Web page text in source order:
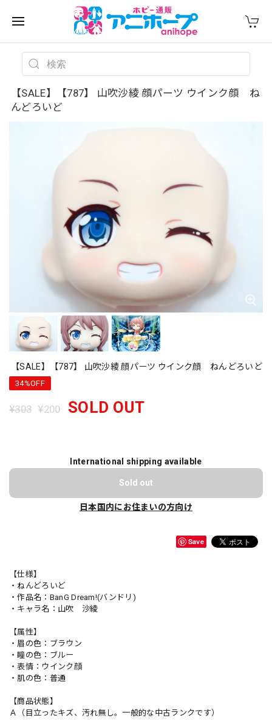
【SALE】【787】 山吹沙綾 顔パーツ ウインク顔 ね
んどろいど
【SALE】【787】 山吹沙綾 顔パーツ ウインク顔 ねんどろいど
34%OFF
¥303 ¥200 SOLD OUT
International shipping available
Sold out
日本国内にお住まいの方向け
Save
【仕様】
・ねんどろいど
・作品名：BanG Dream!(バンドリ)
・キャラ名：山吹 沙綾
【属性】
・眉の色：ブラウン
・瞳の色：ブルー
・表情：ウインク顔
・肌の色：普通
【商品状態】
Ａ（目立ったキズ、汚れ無し。一般的な中古ランクです）